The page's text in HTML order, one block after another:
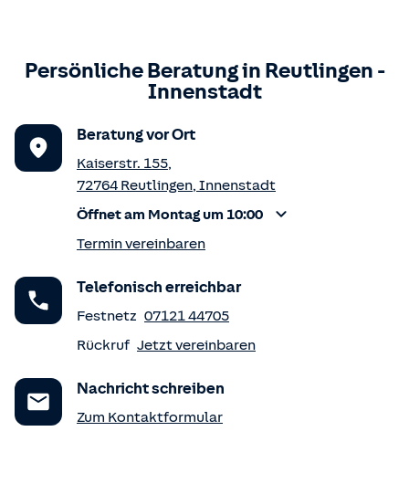
Persönliche Beratung in Reutlingen -
Innenstadt
Beratung vor Ort
Kaiserstr. 155,
72764 Reutlingen, Innenstadt
Öffnet am Montag um 10:00
Termin vereinbaren
Telefonisch erreichbar
Festnetz 07121 44705
Rückruf Jetzt vereinbaren
Nachricht schreiben
Zum Kontaktformular